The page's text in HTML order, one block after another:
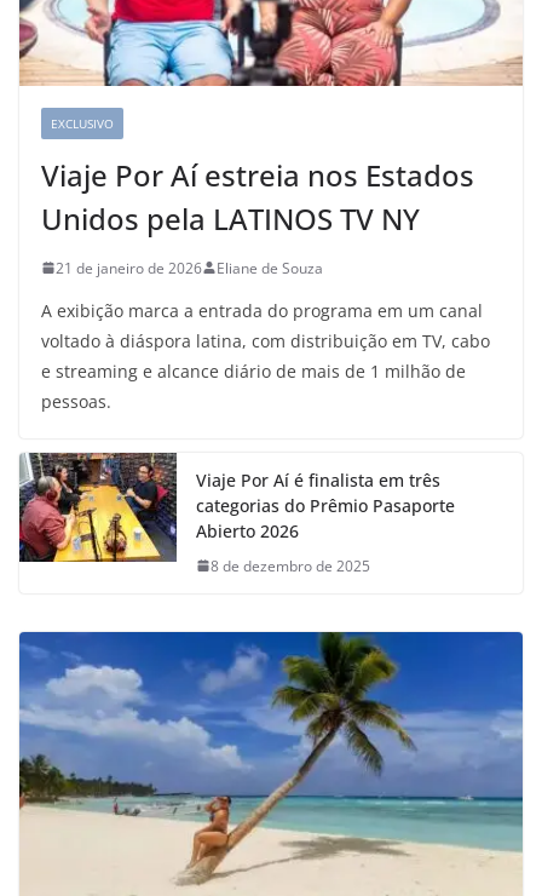
EXCLUSIVO
Viaje Por Aí estreia nos Estados
Unidos pela LATINOS TV NY
21 de janeiro de 2026 Eliane de Souza
A exibição marca a entrada do programa em um canal
voltado à diáspora latina, com distribuição em TV, cabo
e streaming e alcance diário de mais de 1 milhão de
pessoas.
Viaje Por Aí é finalista em três
categorias do Prêmio Pasaporte
Abierto 2026
8 de dezembro de 2025